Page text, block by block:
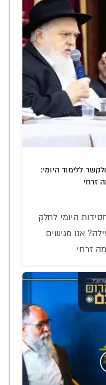
ללימוד היומי:
זרחי
היומי לחלק
אנו מגישים
זרחי